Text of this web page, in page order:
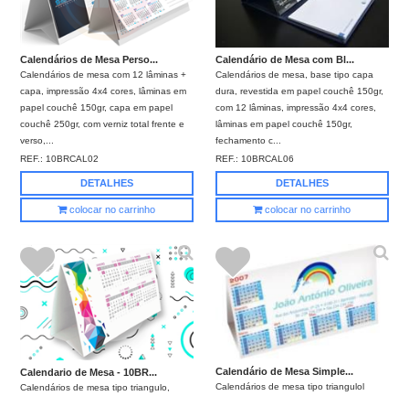
Calendários de Mesa Perso...
Calendários de mesa com 12 lâminas +
capa, impressão 4x4 cores, lâminas em
papel couchê 150gr, capa em papel
couchê 250gr, com verniz total frente e
verso,...
REF.: 10BRCAL02
DETALHES
colocar no carrinho
Calendário de Mesa com Bl...
Calendários de mesa, base tipo capa
dura, revestida em papel couchê 150gr,
com 12 lâminas, impressão 4x4 cores,
lâminas em papel couchê 150gr,
fechamento c...
REF.: 10BRCAL06
DETALHES
colocar no carrinho
Calendario de Mesa - 10BR...
Calendários de mesa tipo triangulo,
Calendário de Mesa Simple...
Calendários de mesa tipo triangulol